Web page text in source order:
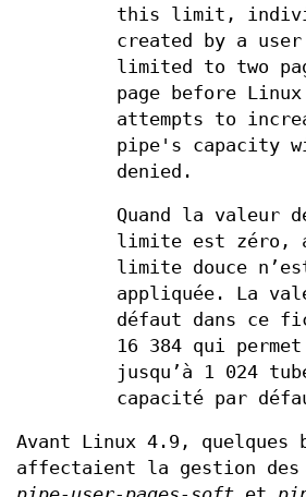
this limit,
created by a
limited to two
page before
attempts to
pipe's capacity
denied.
Quand la valeur
limite est zéro,
limite douce
appliquée. La
défaut dans ce
16 384 qui
jusqu’à 1 024
capacité par
Avant Linux 4.9, quelques
affectaient la gestion